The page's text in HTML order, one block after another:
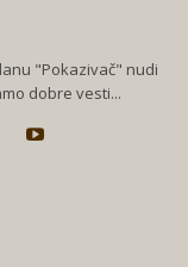
"Pokazivač" nudi
dobre vesti...